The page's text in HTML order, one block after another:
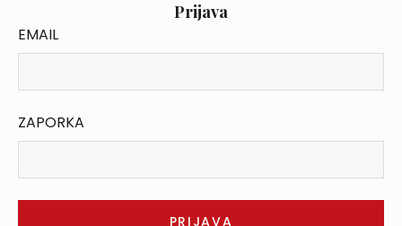
Prijava
EMAIL
ZAPORKA